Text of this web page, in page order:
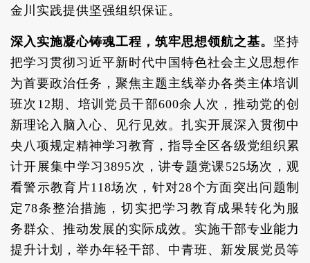
金川实践提供坚强组织保证。
深入实施凝心铸魂工程，筑牢思想领航之基。 坚持
把学习贯彻习近平新时代中国特色社会主义思想作
为首要政治任务，聚焦主题主线举办各类主体培训
班次12期、培训党员干部600余人次，推动党的创
新理论入脑入心、见行见效。扎实开展深入贯彻中
央八项规定精神学习教育，指导全区各级党组织累
计开展集中学习3895次，讲专题党课525场次，观
看警示教育片118场次，针对28个方面突出问题制
定78条整治措施，切实把学习教育成果转化为服
务群众、推动发展的实际成效。实施干部专业能力
提升计划，举办年轻干部、中青班、新发展党员等